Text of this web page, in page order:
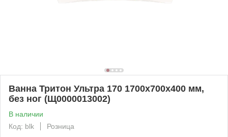
Ванна Тритон Ультра 170 1700x700х400 мм,
без ног (Щ0000013002)
В наличии
Код: blk
Розница